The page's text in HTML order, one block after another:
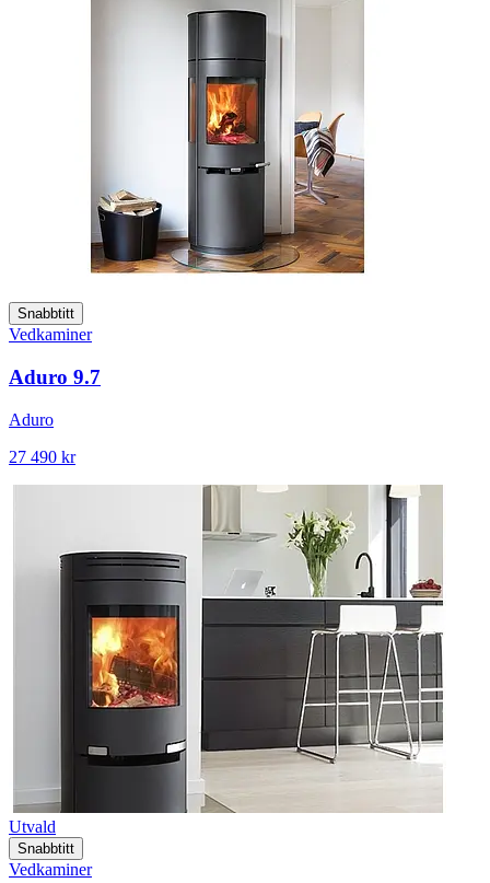
Snabbtitt
Vedkaminer
Aduro 9.7
Aduro
27 490 kr
Utvald
Snabbtitt
Vedkaminer